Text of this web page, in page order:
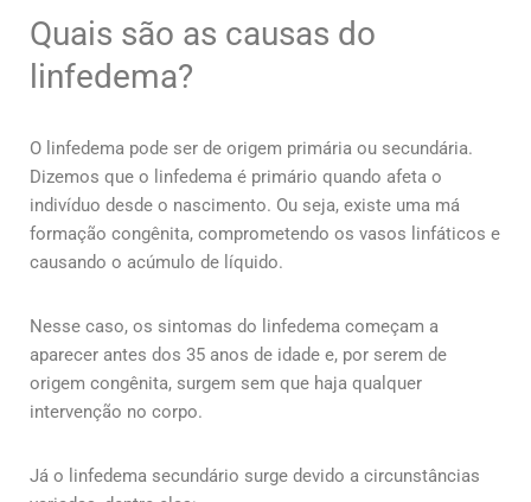
Quais são as causas do
linfedema?
O linfedema pode ser de origem primária ou secundária.
Dizemos que o linfedema é primário quando afeta o
indivíduo desde o nascimento. Ou seja, existe uma má
formação congênita, comprometendo os vasos linfáticos e
causando o acúmulo de líquido.
Nesse caso, os sintomas do linfedema começam a
aparecer antes dos 35 anos de idade e, por serem de
origem congênita, surgem sem que haja qualquer
intervenção no corpo.
Já o linfedema secundário surge devido a circunstâncias